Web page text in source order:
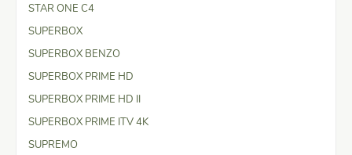
STAR ONE C4
SUPERBOX
SUPERBOX BENZO
SUPERBOX PRIME HD
SUPERBOX PRIME HD II
SUPERBOX PRIME ITV 4K
SUPREMO